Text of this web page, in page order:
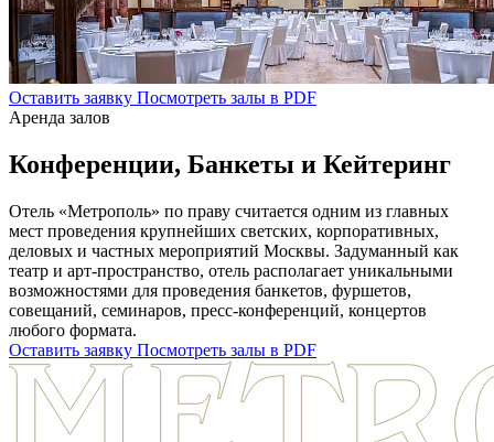
Оставить заявку Посмотреть залы в PDF
Аренда залов
Конференции, Банкеты и Кейтеринг
Отель «Метрополь» по праву считается одним из главных
мест проведения крупнейших светских, корпоративных,
деловых и частных мероприятий Москвы. Задуманный как
театр и арт-пространство, отель располагает уникальными
возможностями для проведения банкетов, фуршетов,
совещаний, семинаров, пресс-конференций, концертов
любого формата.
Оставить заявку Посмотреть залы в PDF